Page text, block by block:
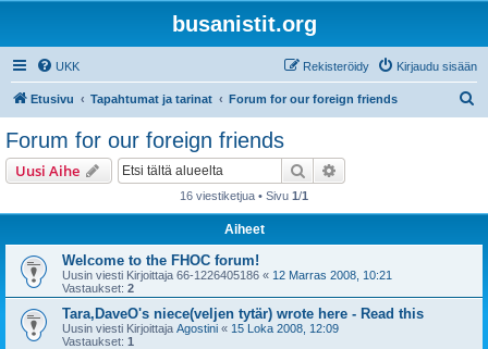
busanistit.org
UKK Kirjaudu sisään
Rekisteröidy
Etusivu Tapahtumat ja tarinat Forum for our foreign friends
Forum for our foreign friends
Uusi Aihe Etsi
16 viestiketjua • Sivu 1/1
Aiheet
Welcome to the FHOC forum!
Uusin viesti Kirjoittaja 66-1226405186 « 12 Marras 2008, 10:21
Vastaukset: 2
Tara,DaveO's niece(veljen tytär) wrote here - Read this
Uusin viesti Kirjoittaja Agostini « 15 Loka 2008, 12:09
Vastaukset: 1